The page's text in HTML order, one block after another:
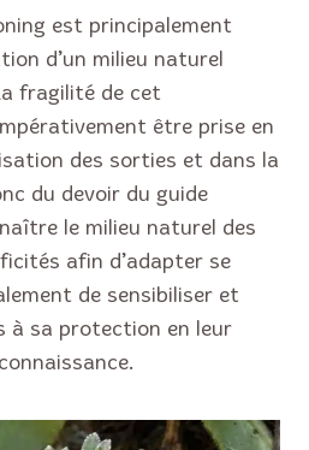
est principalement
d’un milieu naturel
fragilité de cet
être prise en
des sorties et dans la
du devoir du guide
le milieu naturel des
afin d’adapter se
de sensibiliser et
à sa protection en leur